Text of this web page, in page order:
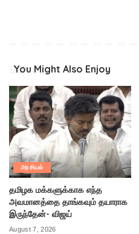
You Might Also Enjoy
அரசியல்
தமிழக மக்களுக்காக எந்த
அவமானத்தை தாங்கவும் தயாராக
இருந்தேன்- விஜய்
August 7, 2026